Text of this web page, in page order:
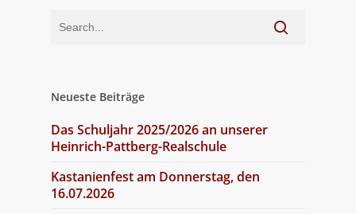
Neueste Beiträge
Das Schuljahr 2025/2026 an unserer
Heinrich-Pattberg-Realschule
Kastanienfest am Donnerstag, den
16.07.2026